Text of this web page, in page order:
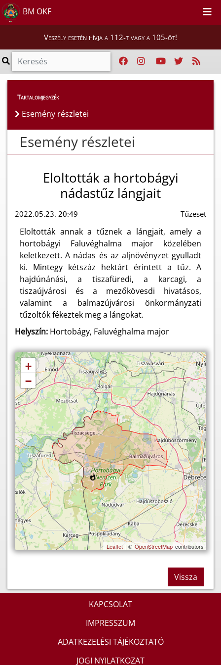
BM OKF
Veszély esetén hívja a 112-t vagy a 105-öt!
Esemény részletei
Tartalomjegyzék
Esemény részletei
Esemény részletei
Eloltották a hortobágyi
nádastűz lángjait
2022.05.23. 20:49 Tűzeset
Eloltották annak a tűznek a lángjait, amely a
hortobágyi Faluvéghalma major közelében
keletkezett. A nádas és az aljnövényzet gyulladt
ki. Mintegy kétszáz hektárt érintett a tűz. A
hajdúnánási, a tiszafüredi, a karcagi, a
tiszaújvárosi és a mezőkövesdi hivatásos,
valamint a balmazújvárosi önkormányzati
tűzoltók fékeztek meg a lángokat.
Helyszín: Hortobágy, Faluvéghalma major
+
−
Leaflet | © OpenStreetMap contributors
Vissza
KAPCSOLAT
IMPRESSZUM
ADATKEZELÉSI TÁJÉKOZTATÓ
JOGI NYILATKOZAT